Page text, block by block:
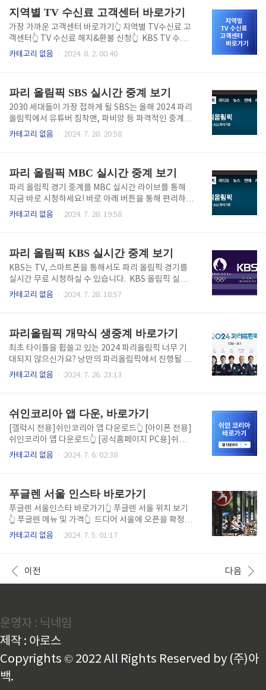
히 확인해보세요. 이응패스 ..
요. ☑️7/24(수)~ 8/18(일)까지만 즐길 수 있습니다.☑️
여의도, 잠원, 난지 수영장 한여름밤 서울 도심속에서
멋진 조명으로 탈바꿈한 여의도, 잠원, 난지 수영장에서
이색적인 휴양지 분위기도 즐겨보세요! 올해 최초로 진
행되는 만큼 짧은 기간만 운영하지 흔치 않은 기회 절대
지역별 TV 수신료 고객센터 바로가기
가장 가까운 고객센터 바로가기👆 지역별 TV수신료 고
객센터👆 TV 수신료 해지&환불 신청👆 KBS TV 수신
료 관련 문의를 해야 하거나 해지, 환불을 할때 대표 콜
통해서도 해결 할 수 있습니다. 우리집 근처 가장 가까
운 고객센터는 어디인지 고객센터 전화번호가 궁금하
시다면 바로 위 버튼을 통해 확인 할 수 있습니다. 지ㅏ
역별 TV 수신료 고객센터가 궁금하시다면 바로 위를 통
해 확인하세요. TV 수신료 해지나 환불 조건이나 신청
게?..
카테고리 없음 2024. 8. 2. 00:40
파리 올림픽 SBS 실시간 중계 보기
2030 세대들이 가장 접하게 될 SBS는 올해 2024 파리
올림픽에서 유튜버 침착맨, 파비앙 등 파격적인 중계팀
을 꾸려 초반 관심을 집중 받고 있습니다. 바로 아래 버
트 보기👆 SBS 파리 올림픽 중계 미리보기주요 해설위
원 및 캐스터지난해 항저우 아시안 게임 수영 종목에서
타 방송사와 비교할 수 없는 퀄리티와 시청률을 보여준
배성재와 박태환 조합을 SBS 중계를 통해 다시 만나보
실 수 있습니다. 특히 2030세대들에게 익숙한 유투버
츠 ..
카테고리 없음 2024. 7. 28. 20:58
파리 올림픽 MBC 실시간 중계 보기
파리 올림픽 경기 중계를 MBC 실시간 라이브를 통해
지금 바로 시청하세요! 바로 아래 버튼을 통해 편리하게
이용하실 수 있습니다. MBC 올림픽 실시간 중계보기
랑을 받고 있는 김대호 아나운서 김성주 캐스터의 조합
이 큰 화제가 되고 있습니다. 방수현 금메달 리스트와
함께 김대호 아나운서의 첫 스포츠 중계(배드민턴)를
도전하게 됩니다. 골프, 수영, 펜싱 등 한국 사람들의 이
목이 집중된 종목은 김성주 캐스터의 순발력과 재치가
9..
카테고리 없음 2024. 7. 28. 19:58
파리 올림픽 KBS 실시간 중계 보기
KBS는 TV, 스마트폰을 통해서도 파리 올림픽 경기를
실시간 무료 시청하실 수 있습니다. KBS 올림픽 실시
간 중계 보기👆 주요 경기 하이라이트 보기👆 파리올림
간편 폰 인증을 통해 빠른 로그인이 가능합니다. KBS 1
채널을 선택하시면 즉시 파리 올림픽 경기 중계를 실시
간으로 무료 고화질을 통해 시청하실 수 있습니다. 방송
사 중 유일 무료 앱이자 전체화면을 자유롭게 조절 할
수 있어서 스마트폰을 통해 경기를 시청하시는 분들에
카테고리 없음 2024. 7. 28. 18:57
파리올림픽 개막식 생중계 바로가기
최초 타이틀을 휩쓸고 있는 2024 파리올림픽 너무 기
대되지 않으신가요? 낭만의 파리올림픽에서 진행될 파
리 센강 야외 개막식은 국내 방송사 중 유일하게 KBS
편 로그인 가능-방송사 유일 무료 앱-전체화면 고화질
유지 KBS 갤럭시 앱 다운받기👆 KBS 아이폰 앱 다운받
기👆 KBS 1 홈페이지-비로그인으로 시청 가능-전체화
면 가능 KBS 1 온에어 바로가기👆 국내 방송사 유일 현
장 생중계 "KBS 1"이번 2024 파리 올림픽의 개폐막식
카테고리 없음 2024. 7. 26. 23:13
쉬인코리아 앱 다운, 바로가기
[갤럭시 전용]쉬인코리아 앱 다운로드👆 [아이폰 전용]
쉬인코리아 앱 다운로드👆 [공식홈페이지 PC용]쉬인코
리아 바로가기👆 알리와 테무에 이어 여성패션 의류로
하고 있으니 다가오는 무더운 여름에 입을 가성비 쇼핑
을 시작해 보세요! 무료 배송과 빠른 택배까지? 지금 바
로 구매하세요! 신청안하면 못받은 6만원 할인쿠폰지
금 발급받기
카테고리 없음 2024. 7. 6. 02:38
푸글렌 서울 인스타 바로가기
푸글렌 서울인스타 바로가기👆 푸글렌 서울 위치 보기
👆 푸글렌 메뉴 및 가격👆 드디어 서울에 오픈을 확정 소
식을 알린 북유럽 대표 커피 브랜드 푸글렌의 다양한 꿀
르게 확인하실 수 있습니다. 푸글렌 서울 1호점 어디인
지 궁금하세요? 바로 위 버튼을 통해 확인하실 수 있습
카테고리 없음 2024. 7. 5. 01:17
이전 다음
운영자 : 닉네임
제작 : 아로스
Copyrights © 2022 All Rights Reserved by (주)아
백.